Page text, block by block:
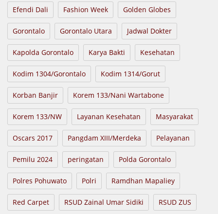
Efendi Dali Fashion Week Golden Globes
Gorontalo Gorontalo Utara Jadwal Dokter
Kapolda Gorontalo Karya Bakti Kesehatan
Kodim 1304/Gorontalo Kodim 1314/Gorut
Korban Banjir Korem 133/Nani Wartabone
Korem 133/NW Layanan Kesehatan Masyarakat
Oscars 2017 Pangdam XIII/Merdeka Pelayanan
Pemilu 2024 peringatan Polda Gorontalo
Polres Pohuwato Polri Ramdhan Mapaliey
Red Carpet RSUD Zainal Umar Sidiki RSUD ZUS